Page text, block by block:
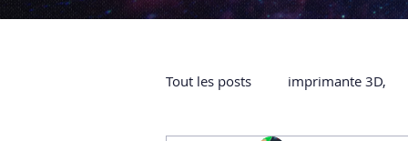
Tout les posts imprimante 3D,